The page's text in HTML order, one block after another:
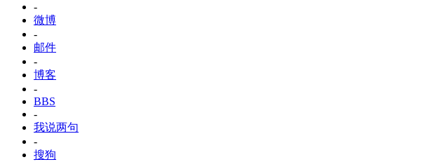
-
微博
-
邮件
-
博客
-
BBS
-
我说两句
-
搜狗